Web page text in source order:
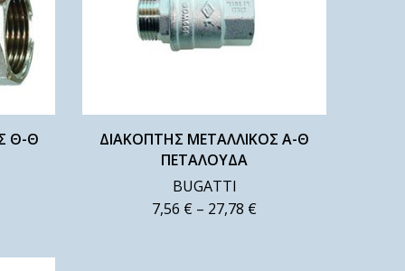
Θ-Θ
ΔΙΑΚΟΠΤΗΣ ΜΕΤΑΛΛΙΚΟΣ Α-Θ
ΠΕΤΑΛΟΥΔΑ
BUGATTI
7,56 € – 27,78 €